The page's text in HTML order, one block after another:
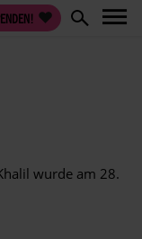
wurde am 28.